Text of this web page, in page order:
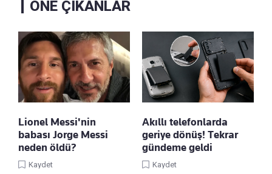
ÖNE ÇIKANLAR
Lionel Messi'nin
babası Jorge Messi
neden öldü?
Kaydet
Akıllı telefonlarda
geriye dönüş! Tekrar
gündeme geldi
Kaydet